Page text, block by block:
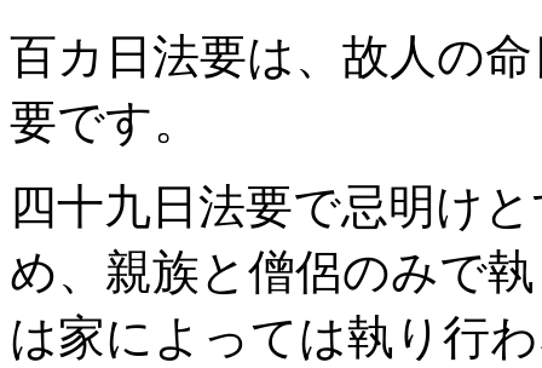
百カ日法要は、故人の
要です。
四十九日法要で忌明け
め、親族と僧侶のみで
は家によっては執り行